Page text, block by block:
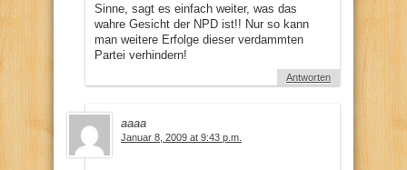
Sinne, sagt es einfach weiter, was das
wahre Gesicht der NPD ist!! Nur so kann
man weitere Erfolge dieser verdammten
Partei verhindern!
Antworten
aaaa
Januar 8, 2009 at 9:43 p.m.